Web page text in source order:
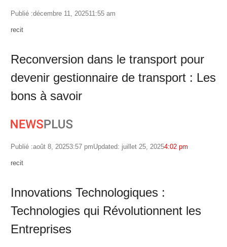
Publié :décembre 11, 202511:55 am
Author
recit
Reconversion dans le transport pour
devenir gestionnaire de transport : Les
bons à savoir
Publié :août 8, 20253:57 pmUpdated: juillet 25, 20254:02 pm
Author
recit
Innovations Technologiques :
Technologies qui Révolutionnent les
Entreprises